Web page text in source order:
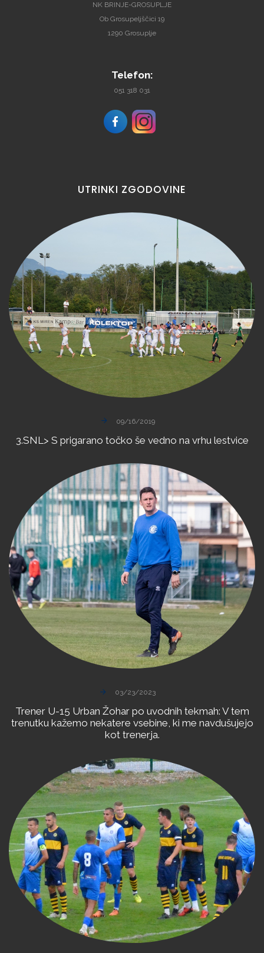
NK BRINJE-GROSUPLJE
Ob Grosupeljščici 19
1290 Grosuplje
Telefon:
051 318 031
UTRINKI ZGODOVINE
09/16/2019
3.SNL> S prigarano točko še vedno na vrhu lestvice
03/23/2023
Trener U-15 Urban Žohar po uvodnih tekmah: V tem
trenutku kažemo nekatere vsebine, ki me navdušujejo
kot trenerja.